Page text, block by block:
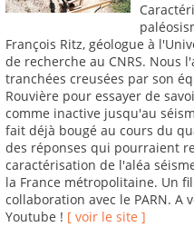
François Ritz, géologue à
de recherche au CNRS. Nous
tranchées creusées par son
Rouvière pour essayer de
comme inactive jusqu'au
fait déjà bougé au cours du
des réponses qui pourraient
caractérisation de l'aléa
la France métropolitaine. Un
collaboration avec le PARN.
Youtube ! [ voir le site ]